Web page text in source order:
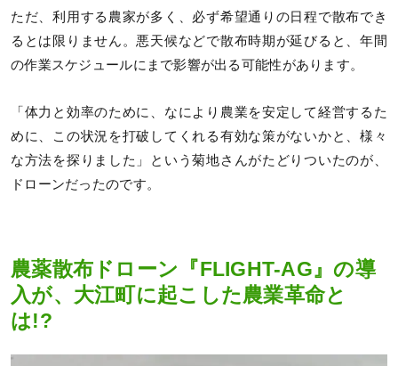
ただ、利用する農家が多く、必ず希望通りの日程で散布でき
るとは限りません。悪天候などで散布時期が延びると、年間
の作業スケジュールにまで影響が出る可能性があります。
「体力と効率のために、なにより農業を安定して経営するた
めに、この状況を打破してくれる有効な策がないかと、様々
な方法を探りました」という菊地さんがたどりついたのが、
ドローンだったのです。
農薬散布ドローン『FLIGHT-AG』の導
入が、大江町に起こした農業革命と
は!?